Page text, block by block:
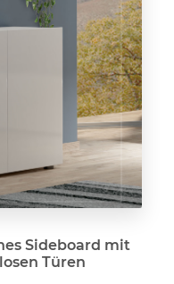
Sideboard mit
Türen